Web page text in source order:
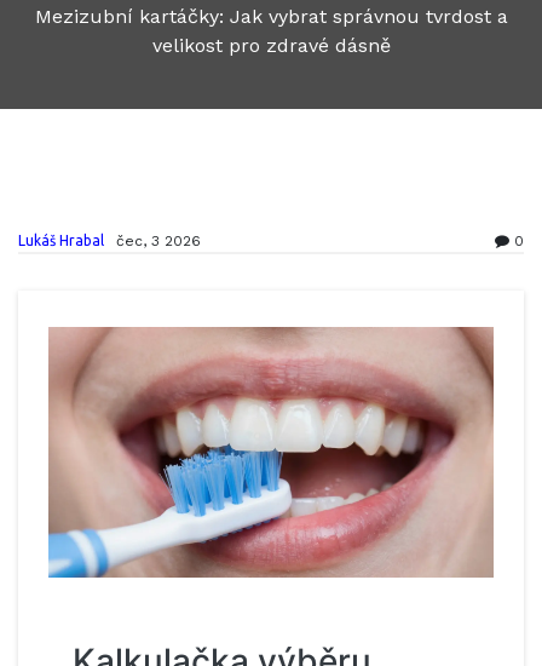
Mezizubní kartáčky: Jak vybrat správnou tvrdost a
velikost pro zdravé dásně
Lukáš Hrabal čec, 3 2026 0